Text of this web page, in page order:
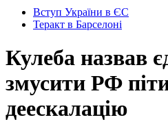
Вступ України в ЄС
Теракт в Барселоні
Кулеба назвав
змусити РФ
деескалацію